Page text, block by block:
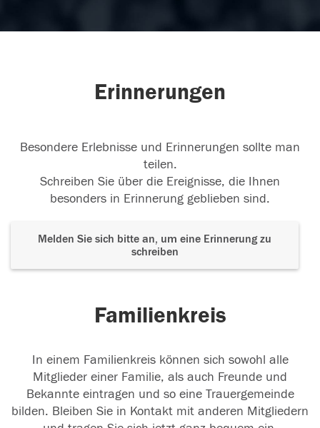
Erinnerungen
Besondere Erlebnisse und Erinnerungen sollte man
teilen.
Schreiben Sie über die Ereignisse, die Ihnen
besonders in Erinnerung geblieben sind.
Melden Sie sich bitte an, um eine Erinnerung zu
schreiben
Familienkreis
In einem Familienkreis können sich sowohl alle
Mitglieder einer Familie, als auch Freunde und
Bekannte eintragen und so eine Trauergemeinde
bilden. Bleiben Sie in Kontakt mit anderen Mitgliedern